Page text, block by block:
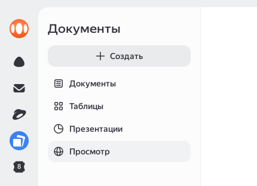
8
Документы
Создать
Документы
Таблицы
Презентации
Просмотр